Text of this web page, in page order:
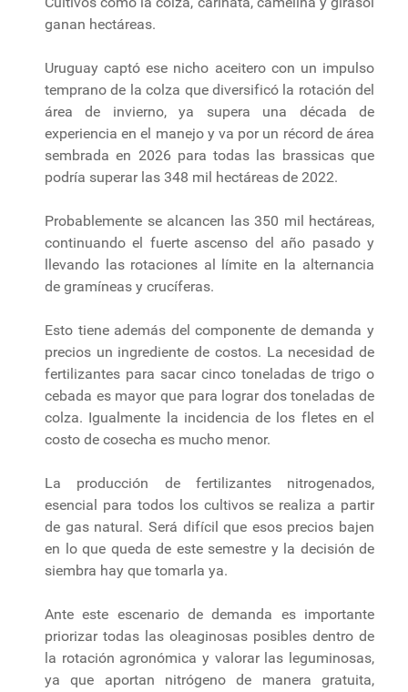
ganan hectáreas.
Uruguay captó ese nicho aceitero con un impulso
temprano de la colza que diversificó la rotación del
área de invierno, ya supera una década de
experiencia en el manejo y va por un récord de área
sembrada en 2026 para todas las brassicas que
podría superar las 348 mil hectáreas de 2022.
Probablemente se alcancen las 350 mil hectáreas,
continuando el fuerte ascenso del año pasado y
llevando las rotaciones al límite en la alternancia
de gramíneas y crucíferas.
Esto tiene además del componente de demanda y
precios un ingrediente de costos. La necesidad de
fertilizantes para sacar cinco toneladas de trigo o
cebada es mayor que para lograr dos toneladas de
colza. Igualmente la incidencia de los fletes en el
costo de cosecha es mucho menor.
La producción de fertilizantes nitrogenados,
esencial para todos los cultivos se realiza a partir
de gas natural. Será difícil que esos precios bajen
en lo que queda de este semestre y la decisión de
siembra hay que tomarla ya.
Ante este escenario de demanda es importante
priorizar todas las oleaginosas posibles dentro de
la rotación agronómica y valorar las leguminosas,
ya que aportan nitrógeno de manera gratuita,